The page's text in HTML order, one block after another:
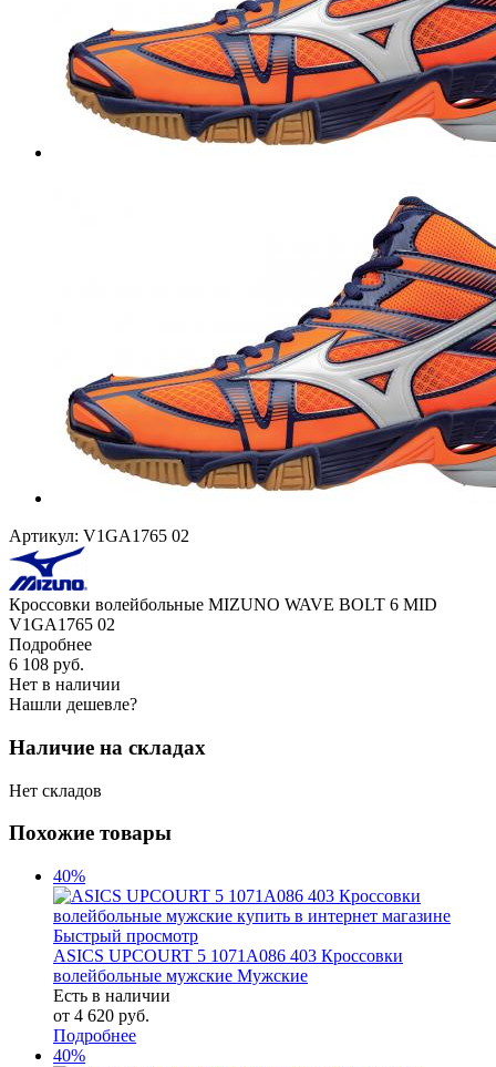
Артикул: V1GA1765 02
Кроссовки волейбольные MIZUNO WAVE BOLT 6 MID
V1GA1765 02
Подробнее
6 108 руб.
Нет в наличии
Нашли дешевле?
Наличие на складах
Нет складов
Похожие товары
40%
Быстрый просмотр
ASICS UPCOURT 5 1071A086 403 Кроссовки
волейбольные мужские Мужские
Есть в наличии
от 4 620 руб.
Подробнее
40%